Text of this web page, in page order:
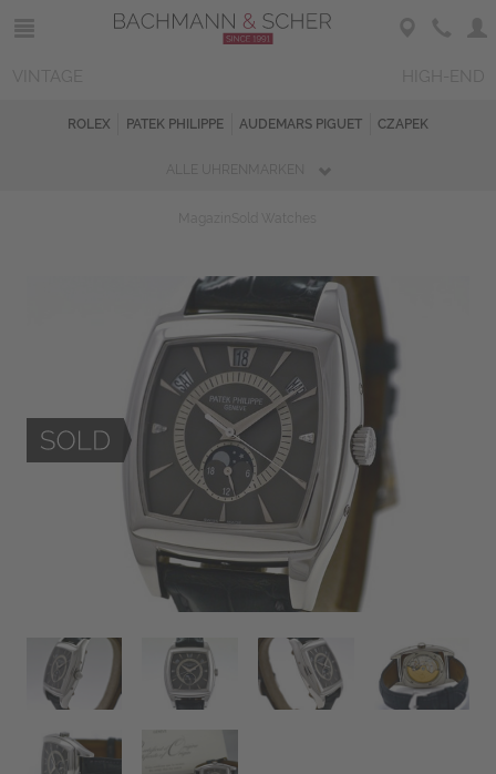
ROLEX PATEK PHILIPPE AUDEMARS PIGUET CZAPEK